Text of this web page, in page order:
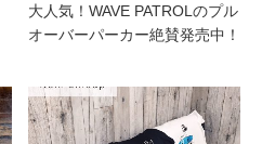
大人気！WAVE PATROLのプル
オーバーパーカー絶賛発売中！